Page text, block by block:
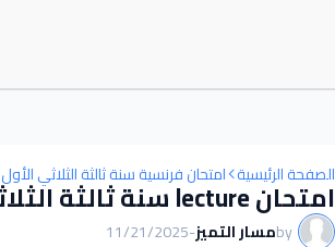
الصفحة الرئيسية امتحان فرنسية سنة ثالثة الثلاثي الأول امتحان lecture سنة ثالثة الثلاثي الأول / نموذج 23
byمسار التميز-
11/21/2025